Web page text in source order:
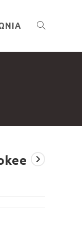
TOGGLE
SEARCH